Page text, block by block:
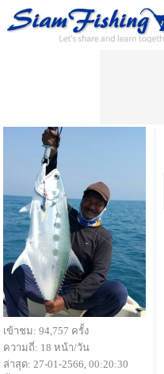
เข้าชม: 94,757 ครั้ง
ความถี่: 18 หน้า/วัน
ล่าสุด: 27-01-2566, 00:20:30